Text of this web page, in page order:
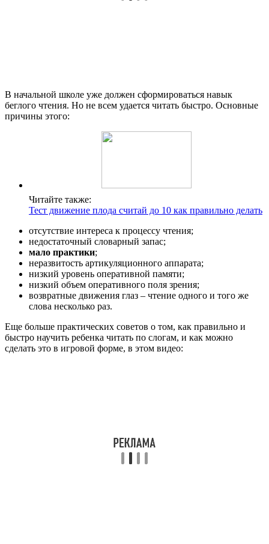
В начальной школе уже должен сформироваться навык
беглого чтения. Но не всем удается читать быстро. Основные
причины этого:
Читайте также:
Тест движение плода считай до 10 как правильно делать
отсутствие интереса к процессу чтения;
недостаточный словарный запас;
мало практики;
неразвитость артикуляционного аппарата;
низкий уровень оперативной памяти;
низкий объем оперативного поля зрения;
возвратные движения глаз – чтение одного и того же
слова несколько раз.
Еще больше практических советов о том, как правильно и
быстро научить ребенка читать по слогам, и как можно
сделать это в игровой форме, в этом видео: